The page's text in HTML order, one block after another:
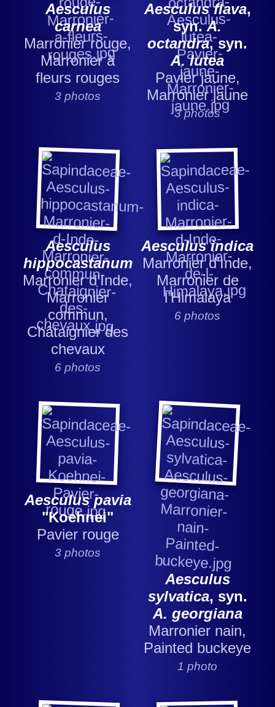
Aesculus
carnea
Marronier rouge,
Marronier à
fleurs rouges
3 photos
Aesculus flava,
syn.A.
octandra, syn.
A. lutea
Pavier jaune,
Marronier jaune
3 photos
Aesculus
hippocastanum
Marronier d’Inde,
Marronier
commun,
Châtaignier des
chevaux
6 photos
Aesculus indica
Marronier d’Inde,
Marronier de
l’Himalaya
6 photos
Aesculus pavia
"Koehnei"
Pavier rouge
3 photos
Aesculus
sylvatica, syn.
A. georgiana
Marronier nain,
Painted buckeye
1 photo